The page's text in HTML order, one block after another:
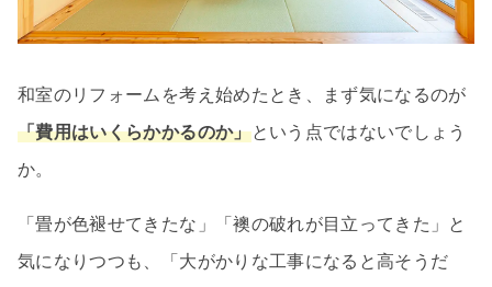
和室のリフォームを考え始めたとき、まず気になるのが
「費用はいくらかかるのか」という点ではないでしょう
か。
「畳が色褪せてきたな」「襖の破れが目立ってきた」と
気になりつつも、「大がかりな工事になると高そうだ